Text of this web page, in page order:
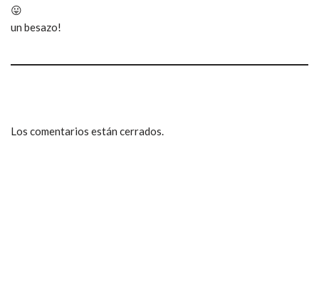
😛
un besazo!
Los comentarios están cerrados.